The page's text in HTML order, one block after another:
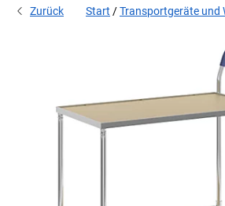
Zurück Start Transportgeräte und